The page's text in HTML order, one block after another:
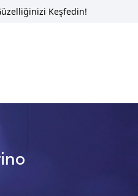
Keşfedin!